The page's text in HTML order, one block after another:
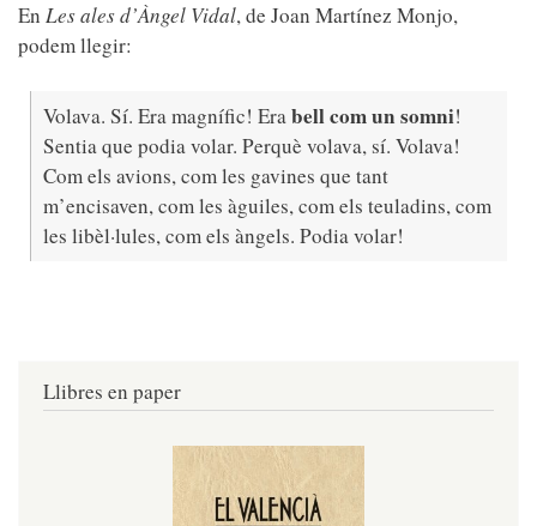
En Les ales d’Àngel Vidal, de Joan Martínez Monjo,
podem llegir:
Volava. Sí. Era magnífic! Erabell com un somni!
Sentia que podia volar. Perquè volava, sí. Volava!
Com els avions, com les gavines que tant
m’encisaven, com les àguiles, com els teuladins, com
les libèl·lules, com els àngels. Podia volar!
Llibres en paper